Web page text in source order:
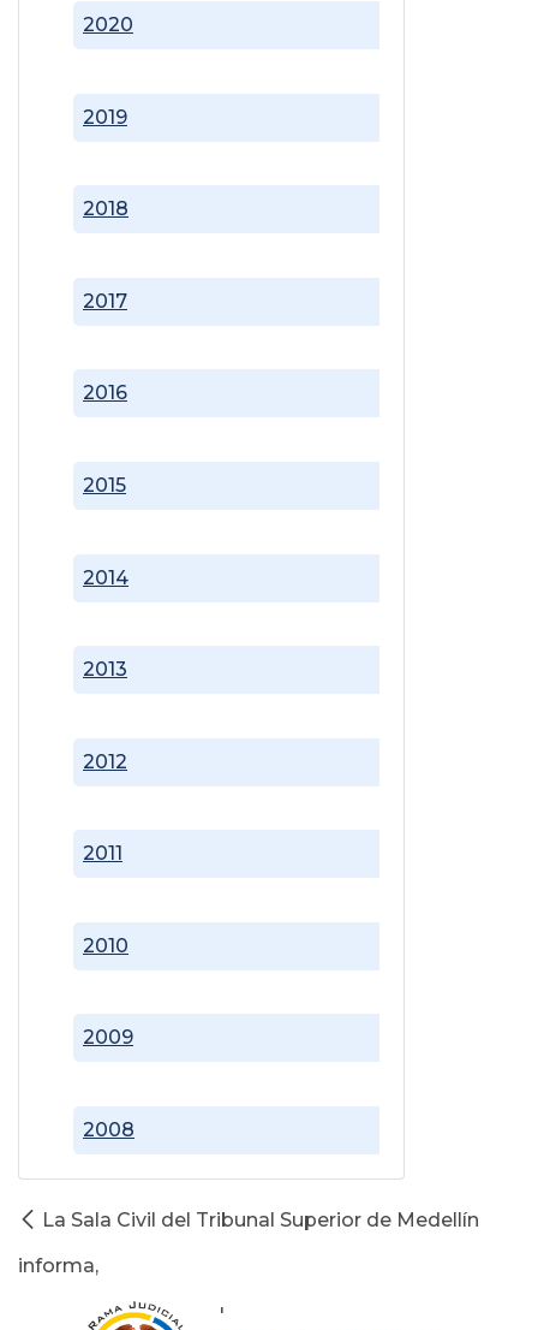
2008
2009
2010
2011
2012
2013
2014
2015
2016
2017
2018
2019
2020
La Sala Civil del Tribunal Superior de Medellín
informa,
'